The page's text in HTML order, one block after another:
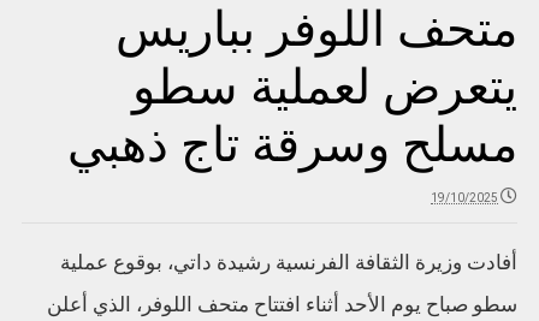
متحف اللوفر بباريس
يتعرض لعملية سطو
مسلح وسرقة تاج ذهبي
19/10/2025
أفادت وزيرة الثقافة الفرنسية رشيدة داتي، بوقوع عملية
سطو صباح يوم الأحد أثناء افتتاح متحف اللوفر، الذي أعلن